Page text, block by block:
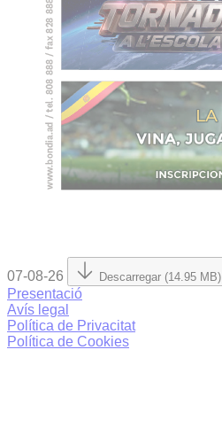
07-08-26 Descarregar (14.95 MB)
Presentació
Avís legal
Política de Privacitat
Política de Cookies